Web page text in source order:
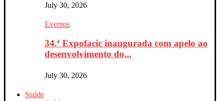
July 30, 2026
Eventos
34.ª Expofacic inaugurada com apelo ao
desenvolvimento do...
July 30, 2026
Saúde